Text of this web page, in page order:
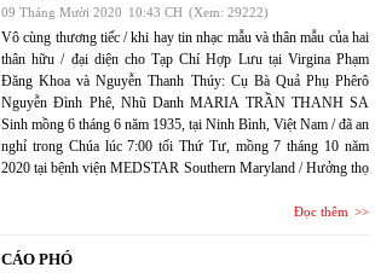
09 Tháng Mười 2020 10:43 CH (Xem: 29222)
Vô cùng thương tiếc / khi hay tin nhạc mẫu và thân mẫu của hai
thân hữu / đại diện cho Tạp Chí Hợp Lưu tại Virgina Phạm
Đăng Khoa và Nguyễn Thanh Thúy: Cụ Bà Quả Phụ Phêrô
Nguyễn Đình Phê, Nhũ Danh MARIA TRẦN THANH SA
Sinh mồng 6 tháng 6 năm 1935, tại Ninh Bình, Việt Nam / đã an
nghỉ trong Chúa lúc 7:00 tối Thứ Tư, mồng 7 tháng 10 năm
2020 tại bệnh viện MEDSTAR Southern Maryland / Hưởng thọ
Đọc thêm
CÁO PHÓ